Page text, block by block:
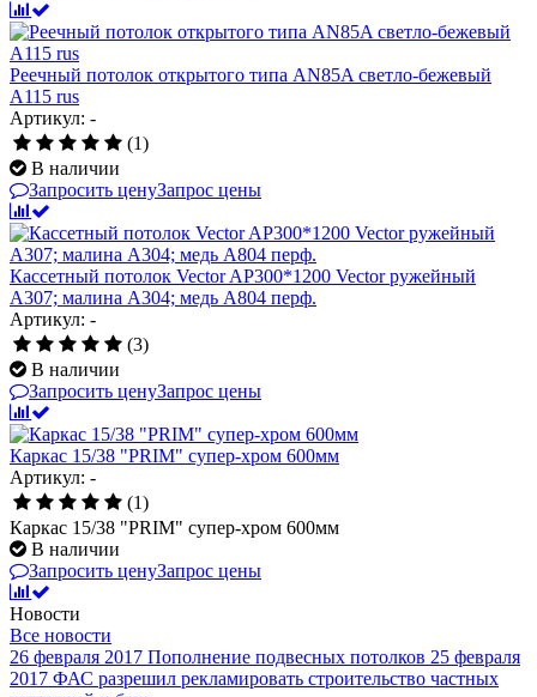
Реечный потолок открытого типа AN85A светло-бежевый
А115 rus
Артикул: -
(1)
В наличии
Запросить ценуЗапрос цены
Кассетный потолок Vector AP300*1200 Vector ружейный
А307; малина А304; медь А804 перф.
Артикул: -
(3)
В наличии
Запросить ценуЗапрос цены
Каркас 15/38 "PRIM" супер-хром 600мм
Артикул: -
(1)
Каркас 15/38 "PRIM" супер-хром 600мм
В наличии
Запросить ценуЗапрос цены
Новости
Все новости
26 февраля 2017 Пополнение подвесных потолков 25 февраля
2017 ФАС разрешил рекламировать строительство частных